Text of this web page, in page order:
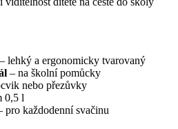
– lehký a ergonomicky tvarovaný
– na školní pomůcky
nebo přezůvky
0,5 l
pro každodenní svačinu